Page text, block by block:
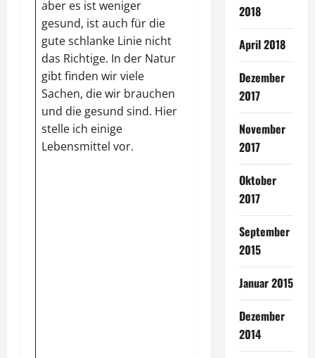
aber es ist weniger
gesund, ist auch für die
gute schlanke Linie nicht
das Richtige. In der Natur
gibt finden wir viele
Sachen, die wir brauchen
und die gesund sind. Hier
stelle ich einige
Lebensmittel vor.
sind sie eine ideale
enthalten viele
, die Eiweiße
spalten, die
Fettverbrennung
ankurbeln und als
Fettblocker wirken. Sie
regen die Verdauung
Äpfelsollte man
pro Tag zwei Stück
essen, da sie viele
gesunde Stoffe
enthalten. Vorteilhaft
Fettstoffwechsel
wirkt sich der
Schlankmacher
aus. Der Apfel
hält den Blutkreislauf
2018
April 2018
Dezember
2017
November
2017
Oktober
2017
September
2015
Januar 2015
Dezember
2014